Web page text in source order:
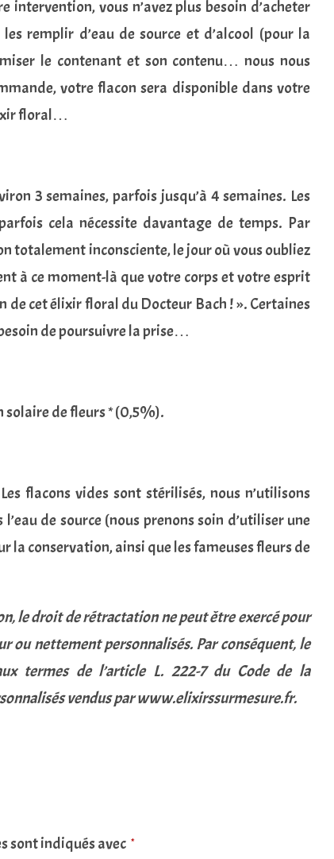
vous n’avez plus besoin d’acheter
remplir d’eau de source et d’alcool (pour la
le contenant et son contenu… nous nous
votre flacon sera disponible dans votre
floral…
3 semaines, parfois jusqu’à 4 semaines. Les
cela nécessite davantage de temps. Par
totalement inconsciente, le jour où vous oubliez
à ce moment-là que votre corps et votre esprit
de cet élixir floral du Docteur Bach ! ». Certaines
de poursuivre la prise…
solaire de fleurs * (0,5%).
flacons vides sont stérilisés, nous n’utilisons
de source (nous prenons soin d’utiliser une
la conservation, ainsi que les fameuses fleurs de
le droit de rétractation ne peut être exercé pour
ou nettement personnalisés. Par conséquent, le
termes de l’article L. 222-7 du Code de la
vendus par www.elixirssurmesure.fr.
sont indiqués avec *